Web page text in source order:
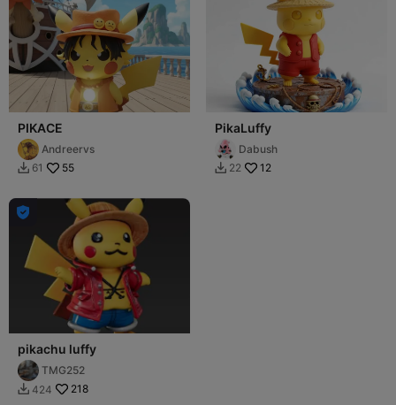
PIKACE
Andreervs
 61 55
PikaLuffy
Dabush
 22 12

pikachu luffy
TMG252
 424 218